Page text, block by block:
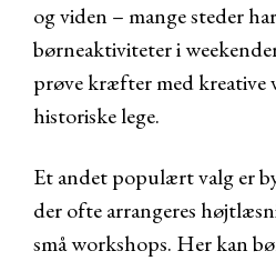
og viden – mange steder
børneaktiviteter i
prøve kræfter med kreative
historiske lege.
Et andet populært valg er
der ofte arrangeres
små workshops. Her kan